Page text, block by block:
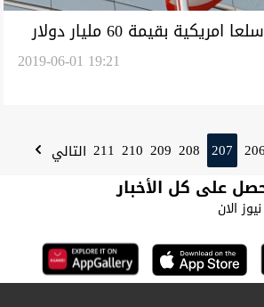
بقيمة 60 مليار دولار
2019-06-01 19:21
206
207
208
209
210
211 التالي
على كل الأخبار
الان